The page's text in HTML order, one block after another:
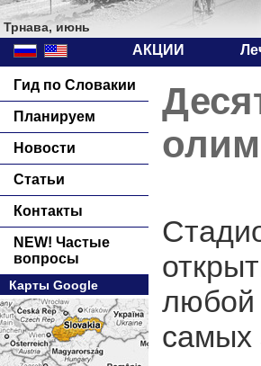
Трнава, июнь
АКЦИИ
Гид по Словакии
Планируем
Новости
Статьи
Контакты
NEW! Частые
вопросы
Карты Google
любой
самых